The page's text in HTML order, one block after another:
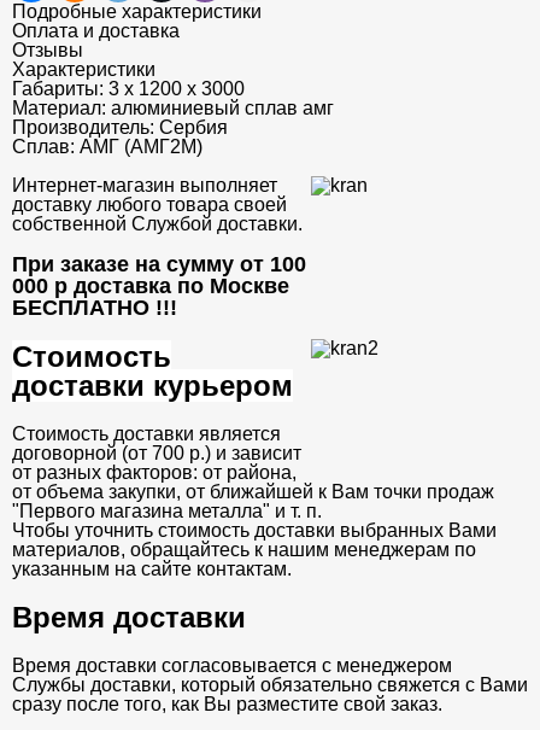
Подробные характеристики
Оплата и доставка
Отзывы
Характеристики
Габариты: 3 х 1200 х 3000
Материал: алюминиевый сплав амг
Производитель: Сербия
Сплав: АМГ (АМГ2М)
Интернет-магазин выполняет
доставку любого товара своей
собственной Службой доставки.
При заказе на сумму от 100
000 р доставка по Москве
БЕСПЛАТНО !!!
Стоимость
доставки курьером
Стоимость доставки является
договорной (от 700 р.) и зависит
от разных факторов: от района,
от объема закупки, от ближайшей к Вам точки продаж
"Первого магазина металла" и т. п.
Чтобы уточнить стоимость доставки выбранных Вами
материалов, обращайтесь к нашим менеджерам по
указанным на сайте контактам.
Время доставки
Время доставки согласовывается с менеджером
Службы доставки, который обязательно свяжется с Вами
сразу после того, как Вы разместите свой заказ.